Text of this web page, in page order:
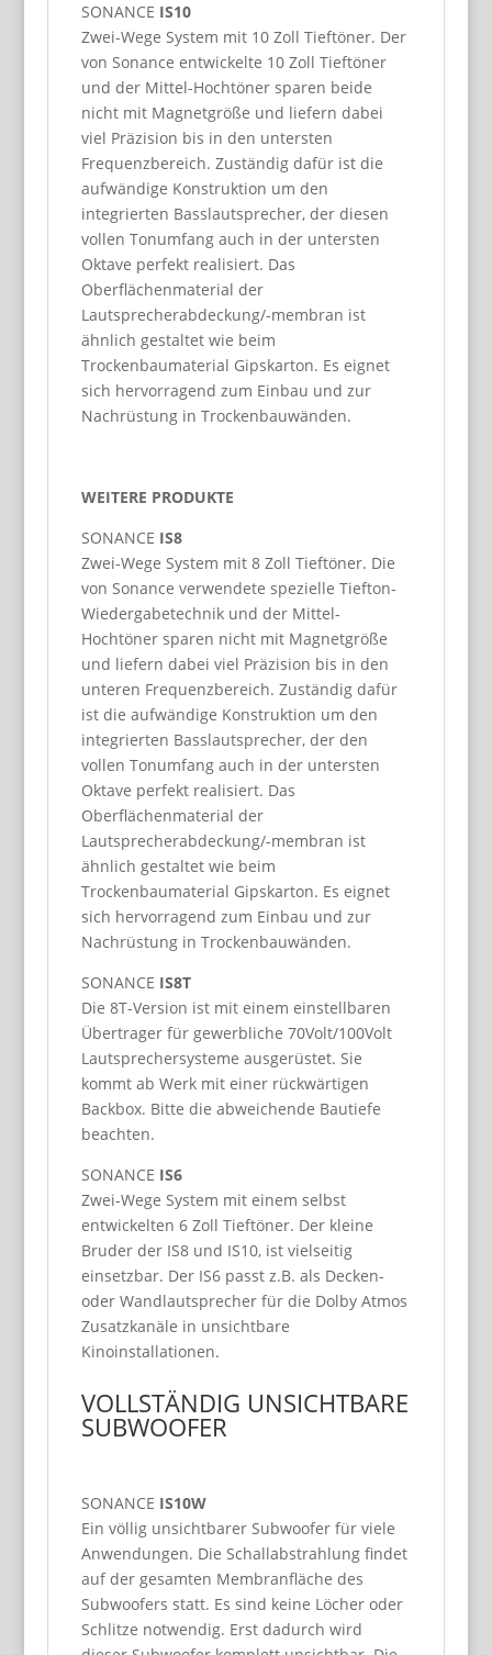
SONANCE IS10
Zwei-Wege System mit 10 Zoll Tieftöner. Der
von Sonance entwickelte 10 Zoll Tieftöner
und der Mittel-Hochtöner sparen beide
nicht mit Magnetgröße und liefern dabei
viel Präzision bis in den untersten
Frequenzbereich. Zuständig dafür ist die
aufwändige Konstruktion um den
integrierten Basslautsprecher, der diesen
vollen Tonumfang auch in der untersten
Oktave perfekt realisiert. Das
Oberflächenmaterial der
Lautsprecherabdeckung/-membran ist
ähnlich gestaltet wie beim
Trockenbaumaterial Gipskarton. Es eignet
sich hervorragend zum Einbau und zur
Nachrüstung in Trockenbauwänden.
WEITERE PRODUKTE
SONANCE IS8
Zwei-Wege System mit 8 Zoll Tieftöner. Die
von Sonance verwendete spezielle Tiefton-
Wiedergabetechnik und der Mittel-
Hochtöner sparen nicht mit Magnetgröße
und liefern dabei viel Präzision bis in den
unteren Frequenzbereich. Zuständig dafür
ist die aufwändige Konstruktion um den
integrierten Basslautsprecher, der den
vollen Tonumfang auch in der untersten
Oktave perfekt realisiert. Das
Oberflächenmaterial der
Lautsprecherabdeckung/-membran ist
ähnlich gestaltet wie beim
Trockenbaumaterial Gipskarton. Es eignet
sich hervorragend zum Einbau und zur
Nachrüstung in Trockenbauwänden.
SONANCE IS8T
Die 8T-Version ist mit einem einstellbaren
Übertrager für gewerbliche 70Volt/100Volt
Lautsprechersysteme ausgerüstet. Sie
kommt ab Werk mit einer rückwärtigen
Backbox. Bitte die abweichende Bautiefe
beachten.
SONANCE IS6
Zwei-Wege System mit einem selbst
entwickelten 6 Zoll Tieftöner. Der kleine
Bruder der IS8 und IS10, ist vielseitig
einsetzbar. Der IS6 passt z.B. als Decken-
oder Wandlautsprecher für die Dolby Atmos
Zusatzkanäle in unsichtbare
Kinoinstallationen.
VOLLSTÄNDIG UNSICHTBARE
SUBWOOFER
SONANCE IS10W
Ein völlig unsichtbarer Subwoofer für viele
Anwendungen. Die Schallabstrahlung findet
auf der gesamten Membranfläche des
Subwoofers statt. Es sind keine Löcher oder
Schlitze notwendig. Erst dadurch wird